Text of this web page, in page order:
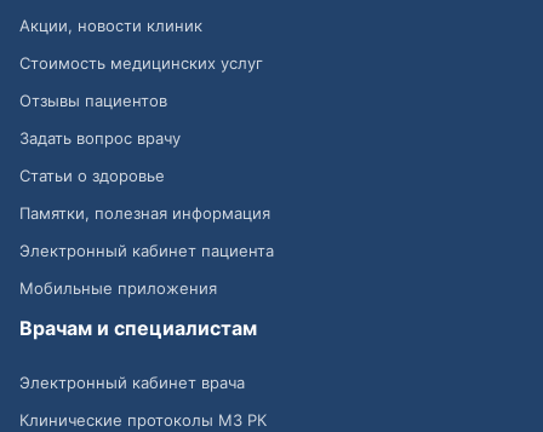
Акции, новости клиник
Стоимость медицинских услуг
Отзывы пациентов
Задать вопрос врачу
Статьи о здоровье
Памятки, полезная информация
Электронный кабинет пациента
Мобильные приложения
Врачам и специалистам
Электронный кабинет врача
Клинические протоколы МЗ РК